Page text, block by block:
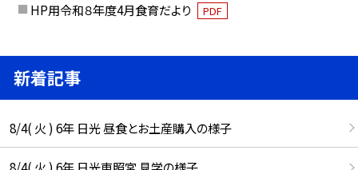
HP用令和８年度4月食育だより PDF
新着記事
8/4( 火 ) 6年 日光 昼食とお土産購入の様子